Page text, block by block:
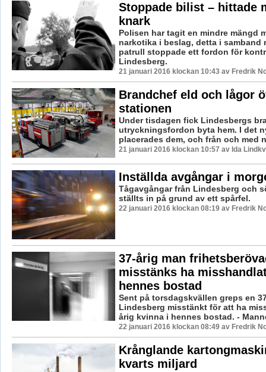
Stoppade bilist – hittade
knark
Polisen har tagit en mindre mängd
narkotika i beslag, detta i samband
patrull stoppade ett fordon för
Lindesberg.
21 januari 2016 klockan 10:43 av Fredrik
Brandchef eld och lågor
stationen
Under tisdagen fick Lindesbergs
utryckningsfordon byta hem. I det
placerades dem, och från och med
21 januari 2016 klockan 10:57 av Ida
Inställda avgångar i
Tågavgångar från Lindesberg och
ställts in på grund av ett spårfel.
22 januari 2016 klockan 08:19 av Fredrik
37-årig man
misstänks ha
hennes bostad
Sent på torsdagskvällen greps en
Lindesberg misstänkt för att ha
årig kvinna i hennes bostad. -
22 januari 2016 klockan 08:49 av Fredrik
Krånglande
kvarts miljard